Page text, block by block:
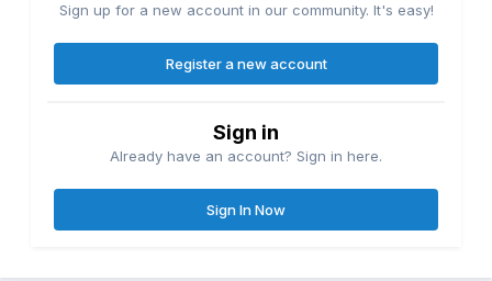
Sign up for a new account in our community. It's easy!
Register a new account
Sign in
Already have an account? Sign in here.
Sign In Now